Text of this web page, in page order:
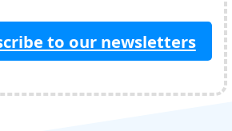
to our newsletters